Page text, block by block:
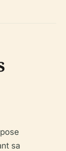
sa